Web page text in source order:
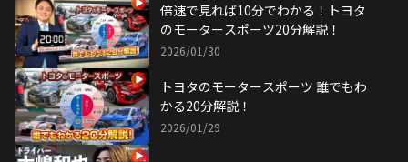
倍速で見れば10分でわかる！トヨタ
のモータースポーツ20分解説！
2026/01/30
トヨタのモータースポーツ 誰でもわ
かる20分解説！
2026/01/29